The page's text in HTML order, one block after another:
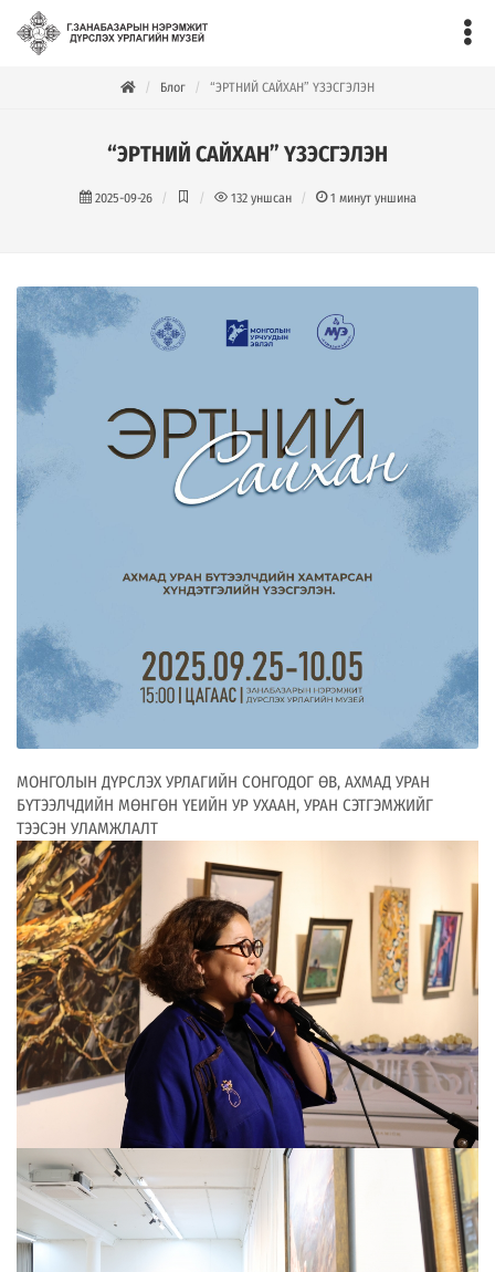
Блог “ЭРТНИЙ САЙХАН” ҮЗЭСГЭЛЭН
“ЭРТНИЙ САЙХАН” ҮЗЭСГЭЛЭН
2025-09-26 132 уншсан 1 минут уншина
МОНГОЛЫН ДҮРСЛЭХ УРЛАГИЙН СОНГОДОГ ӨВ, АХМАД УРАН
БҮТЭЭЛЧДИЙН МӨНГӨН ҮЕИЙН УР УХААН, УРАН СЭТГЭМЖИЙГ
ТЭЭСЭН УЛАМЖЛАЛТ